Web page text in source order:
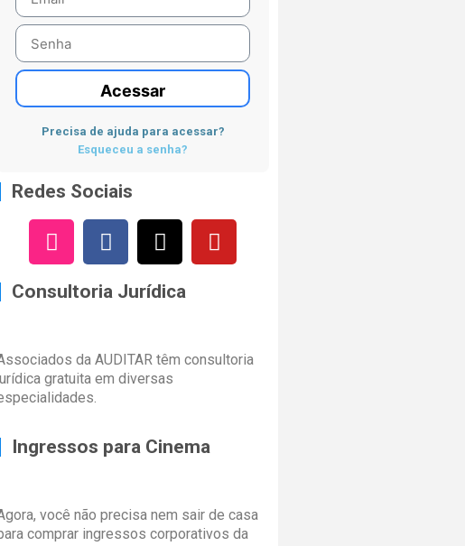
Acessar
Precisa de ajuda para acessar?
Esqueceu a senha?
Redes Sociais
Consultoria Jurídica
da AUDITAR têm consultoria
gratuita em diversas
Ingressos para Cinema
você não precisa nem sair de casa
comprar ingressos corporativos da